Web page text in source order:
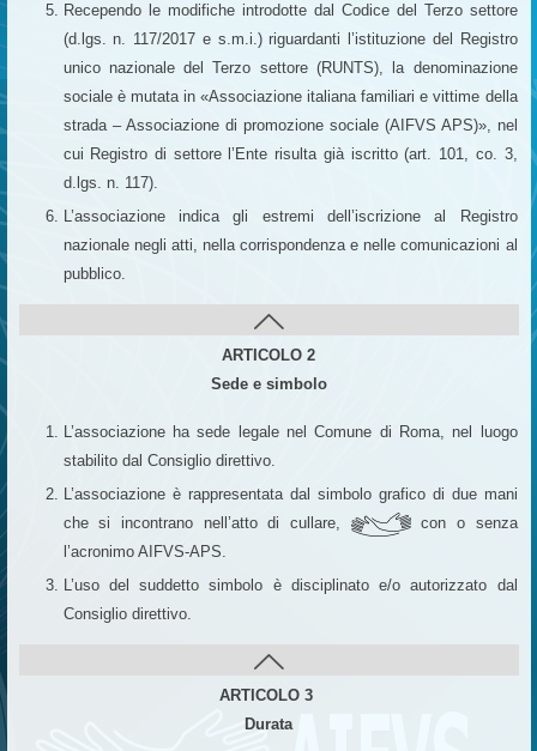
Recependo le modifiche introdotte dal Codice del Terzo settore
(d.lgs. n. 117/2017 e s.m.i.) riguardanti l’istituzione del Registro
unico nazionale del Terzo settore (RUNTS), la denominazione
sociale è mutata in «Associazione italiana familiari e vittime della
strada – Associazione di promozione sociale (AIFVS APS)», nel
cui Registro di settore l’Ente risulta già iscritto (art. 101, co. 3,
d.lgs. n. 117).
L’associazione indica gli estremi dell’iscrizione al Registro
nazionale negli atti, nella corrispondenza e nelle comunicazioni al
pubblico.
ARTICOLO 2
Sede e simbolo
L’associazione ha sede legale nel Comune di Roma, nel luogo
stabilito dal Consiglio direttivo.
L’associazione è rappresentata dal simbolo grafico di due mani
che si incontrano nell’atto di cullare,
con o senza
l’acronimo AIFVS-APS.
L’uso del suddetto simbolo è disciplinato e/o autorizzato dal
Consiglio direttivo.
ARTICOLO 3
Durata